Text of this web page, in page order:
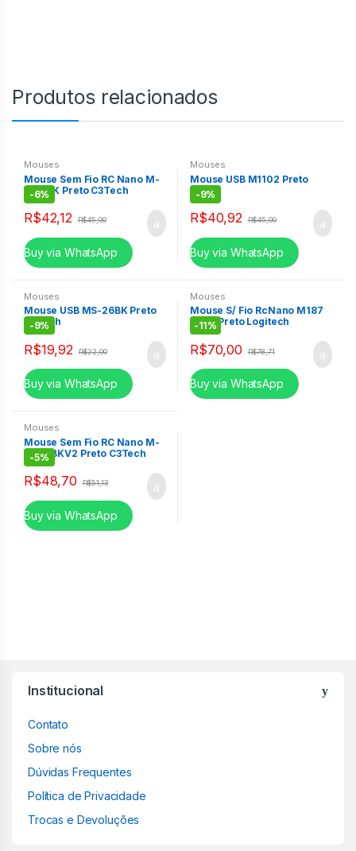
Produtos relacionados
Mouses
Mouse Sem Fio RC Nano M-
W20BK Preto C3Tech
-6%
R$42,12 R$45,00
Buy via WhatsApp
Mouses
Mouse USB M1102 Preto
Lecoo
-9%
R$40,92 R$45,00
Buy via WhatsApp
Mouses
Mouse USB MS-26BK Preto
C3Tech
-9%
R$19,92 R$22,00
Buy via WhatsApp
Mouses
Mouse S/ Fio RcNano M187
Novo Preto Logitech
-11%
R$70,00 R$78,71
Buy via WhatsApp
Mouses
Mouse Sem Fio RC Nano M-
W012BKV2 Preto C3Tech
-5%
R$48,70 R$51,13
Buy via WhatsApp
Institucional
Contato
Sobre nós
Dúvidas Frequentes
Política de Privacidade
Trocas e Devoluções